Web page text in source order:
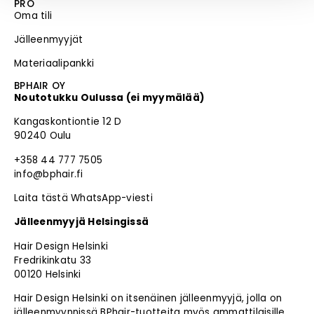
PRO
Oma tili
Jälleenmyyjät
Materiaalipankki
BPHAIR OY
Noutotukku Oulussa (ei myymälää)
Kangaskontiontie 12 D
90240 Oulu
+358 44 777 7505
info@bphair.fi
Laita tästä WhatsApp-viesti
Jälleenmyyjä Helsingissä
Hair Design Helsinki
Fredrikinkatu 33
00120 Helsinki
Hair Design Helsinki on itsenäinen jälleenmyyjä, jolla on